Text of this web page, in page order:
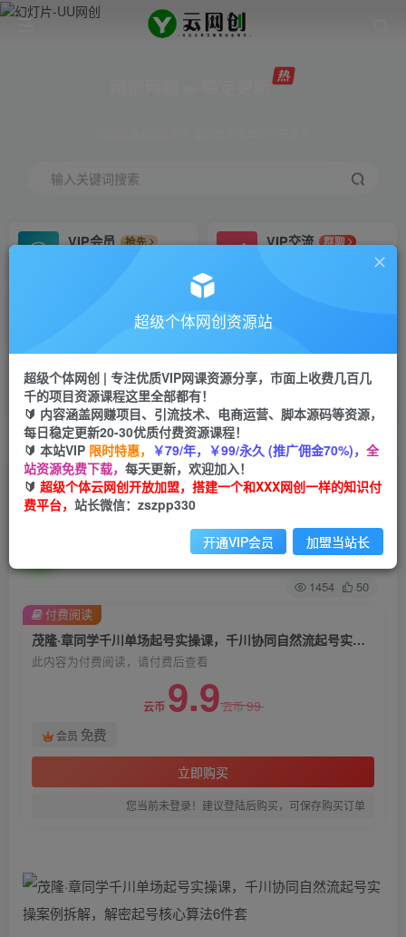
输入关键词搜索
VIP会员
抢先
VIP交流
群聊
研究探讨更多创业项目路子。
会员专属推广链接
招募站长
挂机
项目
脚本卡密
APP下载
GO
首页 创业课程 会员免费 正文
茂隆·章同学千川单场起号实操课，​千川协同自然
流起号实操案例拆解，解密起号核心算法6件套
关注 私信
1454 50
茂隆·章同学千川单场起号实操课，​千川协同自然流起号实操案例拆解，解密起号核心算法6件套
此内容为付费阅读，请付费后查看
云币 9.9云币99
会员 免费
立即购买
您当前未登录！建议登陆后购买，可保存购买订单
付费阅读
超级个体网创资源站
超级个体网创 | 专注优质VIP网课资源分享，市面上收费几百几
千的项目资源课程这里全部都有！
🔰 内容涵盖网赚项目、引流技术、电商运营、脚本源码等资源，
每日稳定更新20-30优质付费资源课程！
🔰 本站VIP 限时特惠， ￥79/年，￥99/永久 (推广佣金70%)， 全
站资源免费下载， 每天更新，欢迎加入！
🔰 超级个体云网创开放加盟，搭建一个和XXX网创一样的知识付
费平台， 站长微信：zszpp330
开通VIP会员 加盟当站长